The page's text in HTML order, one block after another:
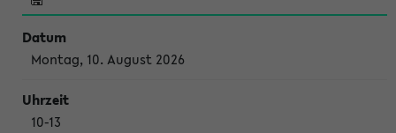
Montag, 10. August 2026
10-13